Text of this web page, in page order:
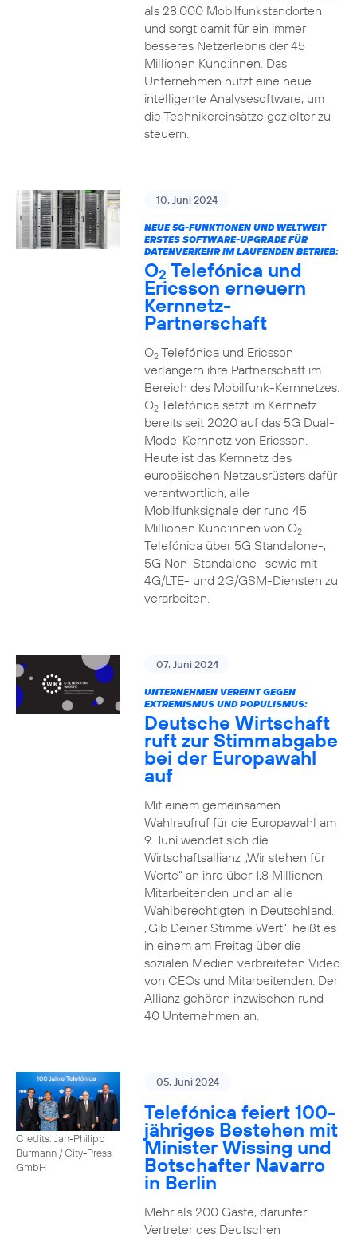
als 28.000 Mobilfunkstandorten
und sorgt damit für ein immer
besseres Netzerlebnis der 45
Millionen Kund:innen. Das
Unternehmen nutzt eine neue
intelligente Analysesoftware, um
die Technikereinsätze gezielter zu
steuern.
10. Juni 2024
NEUE 5G-FUNKTIONEN UND WELTWEIT
ERSTES SOFTWARE-UPGRADE FÜR
DATENVERKEHR IM LAUFENDEN BETRIEB:
O2 Telefónica und
Ericsson erneuern
Kernnetz-
Partnerschaft
O2Telefónica und Ericsson
verlängern ihre Partnerschaft im
Bereich des Mobilfunk-Kernnetzes.
O2Telefónica setzt im Kernnetz
bereits seit 2020 auf das 5G Dual-
Mode-Kernnetz von Ericsson.
Heute ist das Kernnetz des
europäischen Netzausrüsters dafür
verantwortlich, alle
Mobilfunksignale der rund 45
Millionen Kund:innen von O2
Telefónica über 5G Standalone-,
5G Non-Standalone- sowie mit
4G/LTE- und 2G/GSM-Diensten zu
verarbeiten.
07. Juni 2024
UNTERNEHMEN VEREINT GEGEN
EXTREMISMUS UND POPULISMUS:
Deutsche Wirtschaft
ruft zur Stimmabgabe
bei der Europawahl
auf
Mit einem gemeinsamen
Wahlraufruf für die Europawahl am
9. Juni wendet sich die
Wirtschaftsallianz „Wir stehen für
Werte“ an ihre über 1,8 Millionen
Mitarbeitenden und an alle
Wahlberechtigten in Deutschland.
„Gib Deiner Stimme Wert“, heißt es
in einem am Freitag über die
sozialen Medien verbreiteten Video
von CEOs und Mitarbeitenden. Der
Allianz gehören inzwischen rund
40 Unternehmen an.
Credits: Jan-Philipp
Burmann / City-Press
GmbH
05. Juni 2024
Telefónica feiert 100-
jähriges Bestehen mit
Minister Wissing und
Botschafter Navarro
in Berlin
Mehr als 200 Gäste, darunter
Vertreter des Deutschen